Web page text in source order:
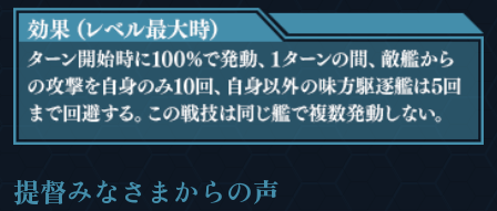
提督みなさまからの声